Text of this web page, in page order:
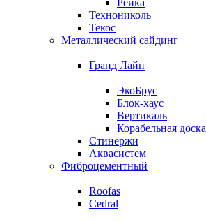
Рейка
Технониколь
Текос
Металлический сайдинг
Гранд Лайн
ЭкоБрус
Блок-хаус
Вертикаль
Корабельная доска
Стинержи
Аквасистем
Фиброцементный
Roofas
Cedral